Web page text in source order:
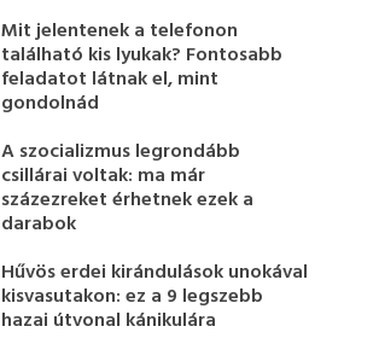
Mit jelentenek a telefonon
található kis lyukak? Fontosabb
feladatot látnak el, mint
gondolnád
A szocializmus legrondább
csillárai voltak: ma már
százezreket érhetnek ezek a
darabok
Hűvös erdei kirándulások unokával
kisvasutakon: ez a 9 legszebb
hazai útvonal kánikulára